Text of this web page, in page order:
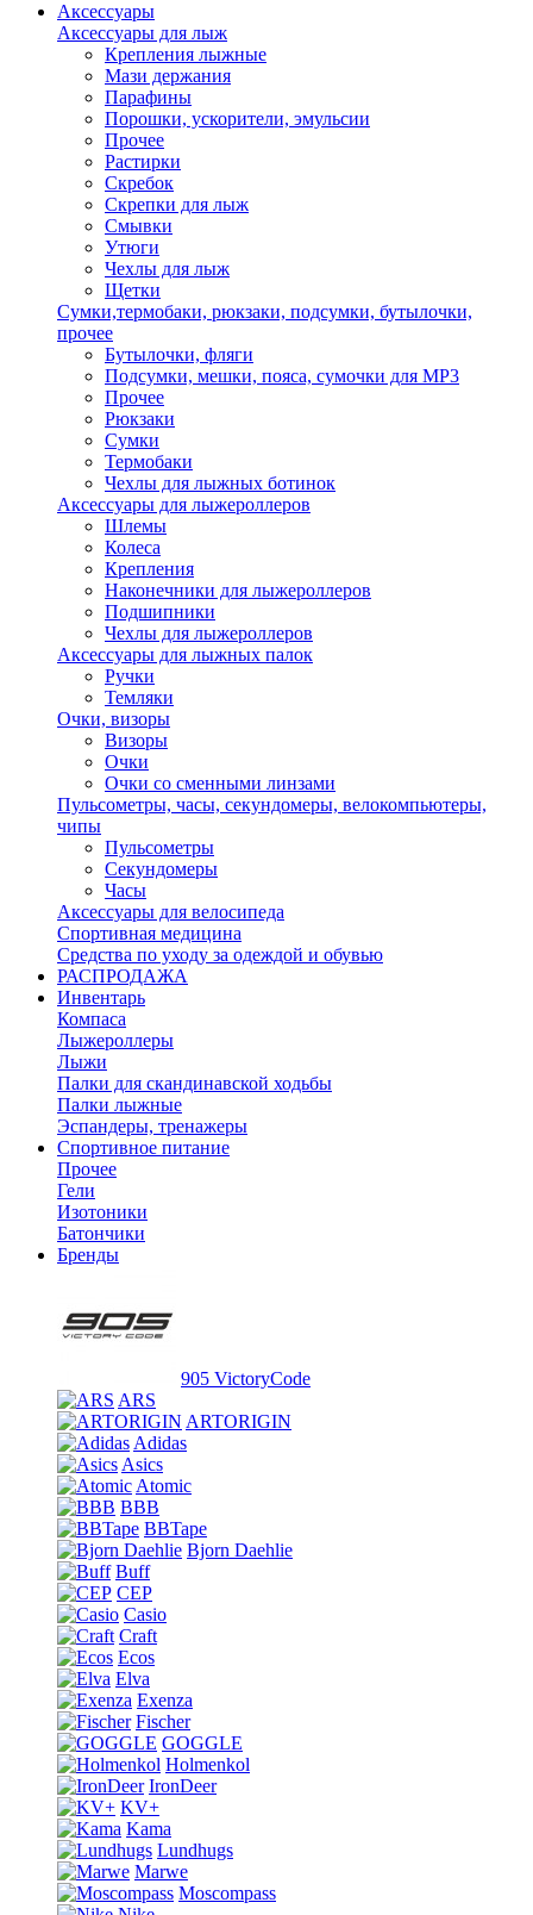
Аксессуары
Аксессуары для лыж
Крепления лыжные
Мази держания
Парафины
Порошки, ускорители, эмульсии
Прочее
Растирки
Скребок
Скрепки для лыж
Смывки
Утюги
Чехлы для лыж
Щетки
Сумки,термобаки, рюкзаки, подсумки, бутылочки,
прочее
Бутылочки, фляги
Подсумки, мешки, пояса, сумочки для MP3
Прочее
Рюкзаки
Сумки
Термобаки
Чехлы для лыжных ботинок
Аксессуары для лыжероллеров
Шлемы
Колеса
Крепления
Наконечники для лыжероллеров
Подшипники
Чехлы для лыжероллеров
Аксессуары для лыжных палок
Ручки
Темляки
Очки, визоры
Визоры
Очки
Очки со сменными линзами
Пульсометры, часы, секундомеры, велокомпьютеры,
чипы
Пульсометры
Секундомеры
Часы
Аксессуары для велосипеда
Спортивная медицина
Средства по уходу за одеждой и обувью
РАСПРОДАЖА
Инвентарь
Компаса
Лыжероллеры
Лыжи
Палки для скандинавской ходьбы
Палки лыжные
Эспандеры, тренажеры
Спортивное питание
Прочее
Гели
Изотоники
Батончики
Бренды
905 VictoryCode
ARS
ARTORIGIN
Adidas
Asics
Atomic
BBB
BBTape
Bjorn Daehlie
Buff
CEP
Casio
Craft
Ecos
Elva
Exenza
Fischer
GOGGLE
Holmenkol
IronDeer
KV+
Kama
Lundhugs
Marwe
Moscompass